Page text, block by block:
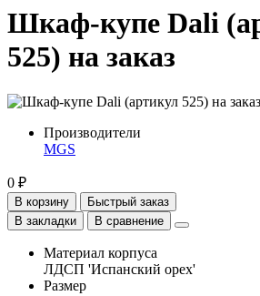
Шкаф-купе Dali
525) на заказ
Производители
MGS
0 ₽
В корзину
Быстрый заказ
В закладки
В сравнение
Материал корпуса
ЛДСП 'Испанский орех'
Размер